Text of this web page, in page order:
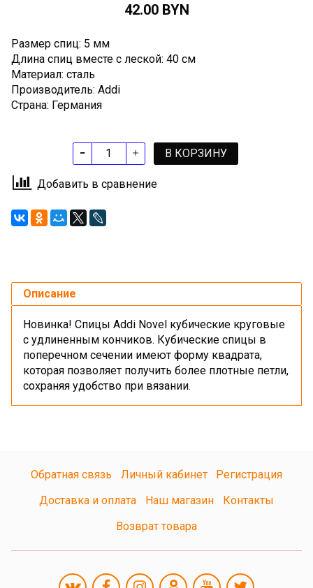
42.00 BYN
Размер спиц: 5 мм
Длина спиц вместе с леской: 40 см
Материал: сталь
Производитель: Addi
Страна: Германия
В КОРЗИНУ
Добавить в сравнение
Описание
Новинка! Спицы Addi Novel кубические круговые
с удлиненным кончиков. Кубические спицы в
поперечном сечении имеют форму квадрата,
которая позволяет получить более плотные петли,
сохраняя удобство при вязании.
Обратная связь Личный кабинет
Регистрация
Доставка и оплата
Наш магазин
Контакты
Возврат товара